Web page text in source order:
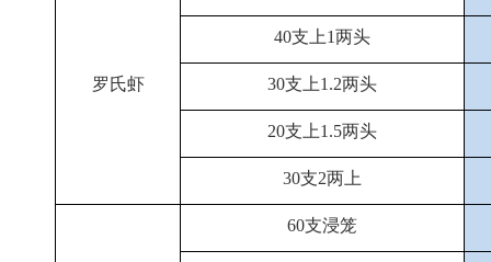
罗氏虾
40支上1两头
30支上1.2两头
20支上1.5两头
30支2两上
60支浸笼